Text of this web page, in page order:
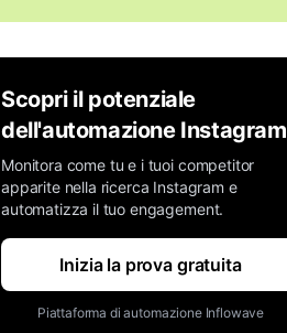
Scopri il potenziale
dell'automazione Instagram
Monitora come tu e i tuoi competitor
apparite nella ricerca Instagram e
automatizza il tuo engagement.
Inizia la prova gratuita
Piattaforma di automazione Inflowave